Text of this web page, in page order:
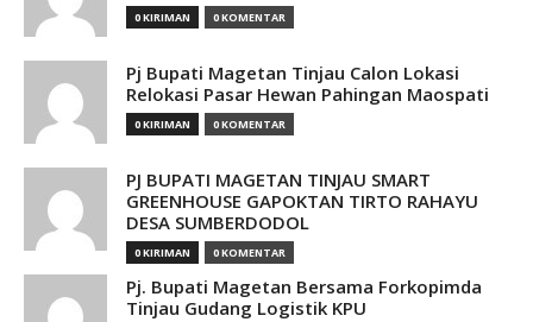
0 KIRIMAN 0 KOMENTAR
Pj Bupati Magetan Tinjau Calon Lokasi
Relokasi Pasar Hewan Pahingan Maospati
0 KIRIMAN 0 KOMENTAR
PJ BUPATI MAGETAN TINJAU SMART
GREENHOUSE GAPOKTAN TIRTO RAHAYU
DESA SUMBERDODOL
0 KIRIMAN 0 KOMENTAR
Pj. Bupati Magetan Bersama Forkopimda
Tinjau Gudang Logistik KPU